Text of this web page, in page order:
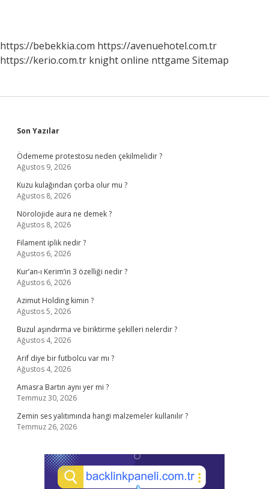
https://bebekkia.com https://avenuehotel.com.tr
https://kerio.com.tr knight online nttgame Sitemap
Sidebar
Son Yazılar
Ödememe protestosu neden çekilmelidir ?
Ağustos 9, 2026
Kuzu kulağından çorba olur mu ?
Ağustos 8, 2026
Nörolojide aura ne demek ?
Ağustos 8, 2026
Filament iplik nedir ?
Ağustos 6, 2026
Kur’an-ı Kerim’in 3 özelliği nedir ?
Ağustos 6, 2026
Azimut Holding kimin ?
Ağustos 5, 2026
Buzul aşındırma ve biriktirme şekilleri nelerdir ?
Ağustos 4, 2026
Arif diye bir futbolcu var mı ?
Ağustos 4, 2026
Amasra Bartın aynı yer mi ?
Temmuz 30, 2026
Zemin ses yalıtımında hangi malzemeler kullanılır ?
Temmuz 26, 2026